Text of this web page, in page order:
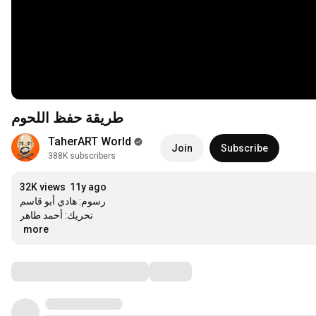
طريقة حفظ اللحوم
TaherART World
388K subscribers
Join Subscribe
32K views 11y ago
رسوم: هادي أبو قاسم
…
more